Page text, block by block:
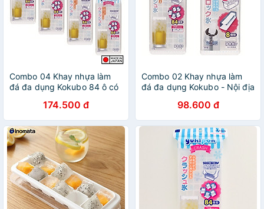
Combo 04 Khay nhựa làm
đá đa dụng Kokubo 84 ô có
bám bụi - Nội địa Nhật Bản
174.500 đ
Combo 02 Khay nhựa làm
đá đa dụng Kokubo - Nội địa
dài + 01 khay 84 viên mini)
98.600 đ